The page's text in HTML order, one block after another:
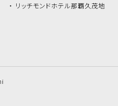
リッチモンドホテル那覇久茂地